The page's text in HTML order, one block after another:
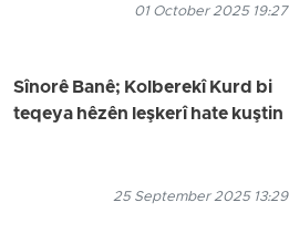
01 October 2025 19:27
Sînorê Banê; Kolberekî Kurd bi
teqeya hêzên leşkerî hate kuştin
25 September 2025 13:29